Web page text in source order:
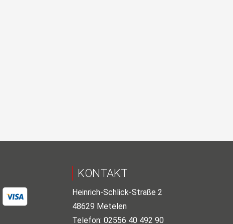
KONTAKT
Heinrich-Schlick-Straße 2
48629 Metelen
Telefon: 02556 40 492 90